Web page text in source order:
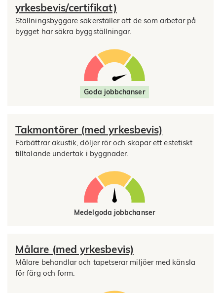
yrkesbevis/certifikat)
Ställningsbyggare säkerställer att de som arbetar på
bygget har säkra byggställningar.
Goda jobbchanser
Takmontörer (med yrkesbevis)
Förbättrar akustik, döljer rör och skapar ett estetiskt
tilltalande undertak i byggnader.
Medelgoda jobbchanser
Målare (med yrkesbevis)
Målare behandlar och tapetserar miljöer med känsla
för färg och form.